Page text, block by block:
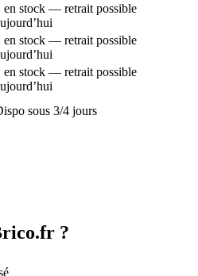
en stock — retrait possible
en stock — retrait possible
en stock — retrait possible
sous 3/4 jours
?